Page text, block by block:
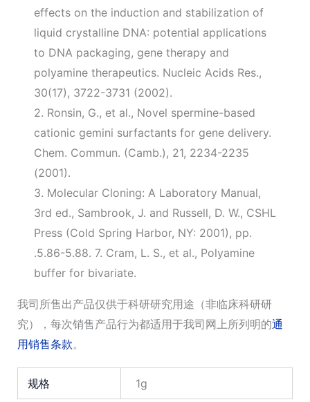
effects on the induction and stabilization of
liquid crystalline DNA: potential applications
to DNA packaging, gene therapy and
polyamine therapeutics. Nucleic Acids Res.,
30(17), 3722-3731 (2002).
2. Ronsin, G., et al., Novel spermine-based
cationic gemini surfactants for gene delivery.
Chem. Commun. (Camb.), 21, 2234-2235
(2001).
3. Molecular Cloning: A Laboratory Manual,
3rd ed., Sambrook, J. and Russell, D. W., CSHL
Press (Cold Spring Harbor, NY: 2001), pp.
.5.86-5.88. 7. Cram, L. S., et al., Polyamine
buffer for bivariate.
我司所售出产品仅供于科研研究用途（非临床科研研
究），每次销售产品行为都适用于我司网上所列明的通
用销售条款。
规格 1g